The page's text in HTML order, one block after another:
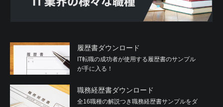
履歴書ダウンロード
IT転職の成功者が使用する履歴書のサンプル
が手に入る！
職務経歴書ダウンロード
全16職種の解説つき職務経歴書サンプルをダ